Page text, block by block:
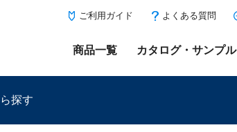
ご利用ガイド よくある質問
商品一覧 カタログ・サンプル
探す